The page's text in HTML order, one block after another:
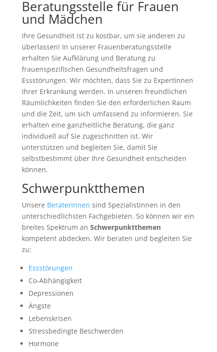
Beratungsstelle für Frauen
und Mädchen
Ihre Gesundheit ist zu kostbar, um sie anderen zu
überlassen! In unserer Frauenberatungsstelle
erhalten Sie Aufklärung und Beratung zu
frauenspezifischen Gesundheitsfragen und
Essstörungen. Wir möchten, dass Sie zu Expertinnen
Ihrer Erkrankung werden. In unseren freundlichen
Räumlichkeiten finden Sie den erforderlichen Raum
und die Zeit, um sich umfassend zu informieren. Sie
erhalten eine ganzheitliche Beratung, die ganz
individuell auf Sie zugeschnitten ist. Wir
unterstützen und begleiten Sie, damit Sie
selbstbestimmt über Ihre Gesundheit entscheiden
können.
Schwerpunktthemen
Unsere Beraterinnen sind Spezialistinnen in den
unterschiedlichsten Fachgebieten. So können wir ein
breites Spektrum an Schwerpunktthemen
kompetent abdecken. Wir beraten und begleiten Sie
zu:
Essstörungen
Co-Abhängigkeit
Depressionen
Ängste
Lebenskrisen
Stressbedingte Beschwerden
Hormone